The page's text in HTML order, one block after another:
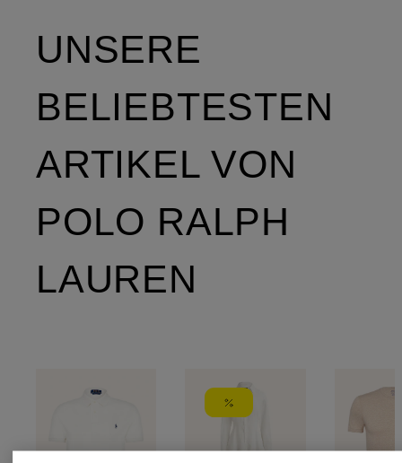
UNSERE
BELIEBTESTEN
ARTIKEL VON
POLO RALPH
LAUREN